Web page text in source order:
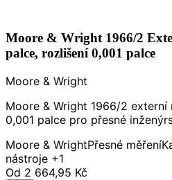
Moore & Wright 1966/2
palce, rozlišení 0,001 palce
Moore & Wright
Moore & Wright 1966/2
0,001 palce pro přesné
Moore & WrightPřesné měření
nástroje +1
Od 2 664,95 Kč